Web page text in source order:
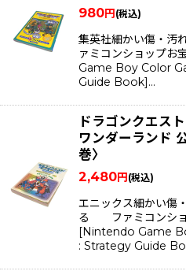
980円 (税込)
集英社細かい傷・
ァミコンショップ
Game Boy Color
Guide Book]…
ドラゴンクエス
ワンダーランド
巻〉
2,480円 (税込)
エニックス細かい傷
る ファミコンショ
[Nintendo Game
: Strategy Guide